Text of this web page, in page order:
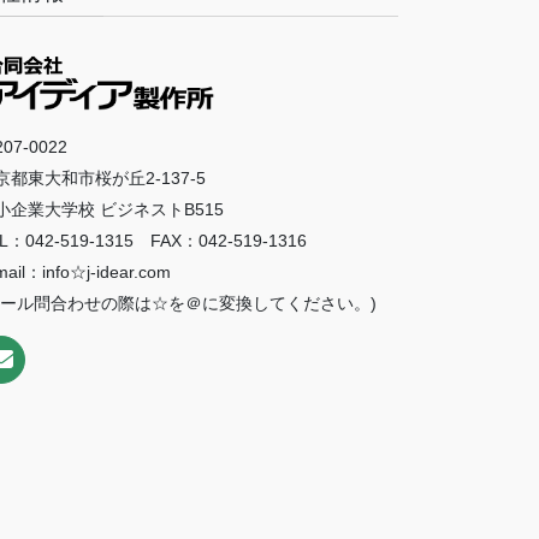
0022
都東大和市桜が丘2-137-5
企業大学校 ビジネストB515
：042-519-1315 FAX：042-519-1316
：info☆j-idear.com
ル問合わせの際は☆を＠に変換してください。)